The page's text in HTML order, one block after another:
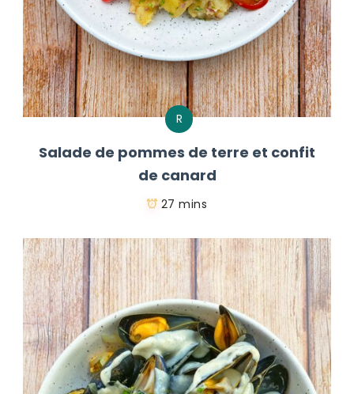
R
Salade de pommes de terre et confit
de canard
27 mins